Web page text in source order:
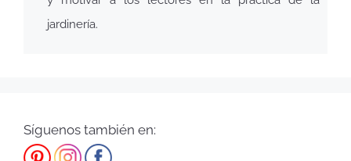
jardinería.
Síguenos también en: